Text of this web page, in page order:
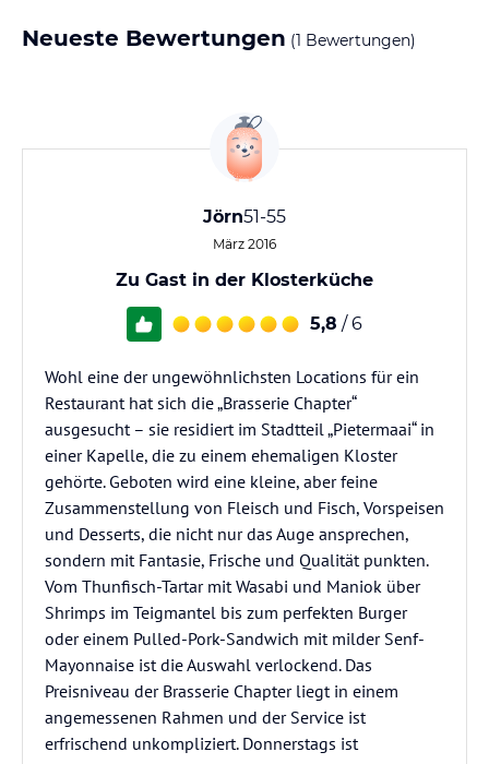
Neueste Bewertungen (1 Bewertungen)
Jörn51-55
März 2016
Zu Gast in der Klosterküche
5,8 / 6
Wohl eine der ungewöhnlichsten Locations für ein
Restaurant hat sich die „Brasserie Chapter“
ausgesucht – sie residiert im Stadtteil „Pietermaai“ in
einer Kapelle, die zu einem ehemaligen Kloster
gehörte. Geboten wird eine kleine, aber feine
Zusammenstellung von Fleisch und Fisch, Vorspeisen
und Desserts, die nicht nur das Auge ansprechen,
sondern mit Fantasie, Frische und Qualität punkten.
Vom Thunfisch-Tartar mit Wasabi und Maniok über
Shrimps im Teigmantel bis zum perfekten Burger
oder einem Pulled-Pork-Sandwich mit milder Senf-
Mayonnaise ist die Auswahl verlockend. Das
Preisniveau der Brasserie Chapter liegt in einem
angemessenen Rahmen und der Service ist
erfrischend unkompliziert. Donnerstags ist